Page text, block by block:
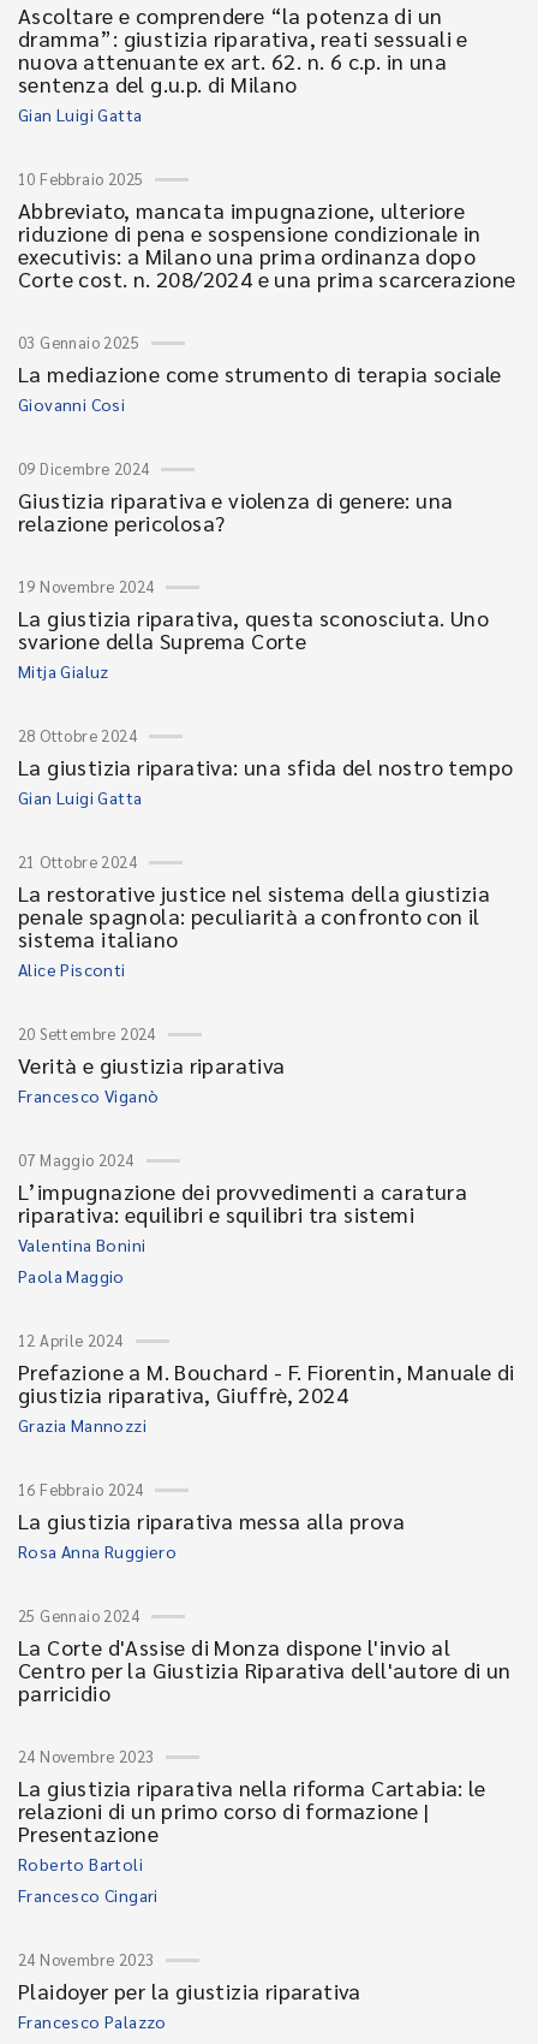
Ascoltare e comprendere “la potenza di un
dramma”: giustizia riparativa, reati sessuali e
nuova attenuante ex art. 62. n. 6 c.p. in una
sentenza del g.u.p. di Milano
Gian Luigi Gatta
10 Febbraio 2025
Abbreviato, mancata impugnazione, ulteriore
riduzione di pena e sospensione condizionale in
executivis: a Milano una prima ordinanza dopo
Corte cost. n. 208/2024 e una prima scarcerazione
03 Gennaio 2025
La mediazione come strumento di terapia sociale
Giovanni Cosi
09 Dicembre 2024
Giustizia riparativa e violenza di genere: una
relazione pericolosa?
19 Novembre 2024
La giustizia riparativa, questa sconosciuta. Uno
svarione della Suprema Corte
Mitja Gialuz
28 Ottobre 2024
La giustizia riparativa: una sfida del nostro tempo
Gian Luigi Gatta
21 Ottobre 2024
La restorative justice nel sistema della giustizia
penale spagnola: peculiarità a confronto con il
sistema italiano
Alice Pisconti
20 Settembre 2024
Verità e giustizia riparativa
Francesco Viganò
07 Maggio 2024
L’impugnazione dei provvedimenti a caratura
riparativa: equilibri e squilibri tra sistemi
Valentina Bonini
Paola Maggio
12 Aprile 2024
Prefazione a M. Bouchard - F. Fiorentin, Manuale di
giustizia riparativa, Giuffrè, 2024
Grazia Mannozzi
16 Febbraio 2024
La giustizia riparativa messa alla prova
Rosa Anna Ruggiero
25 Gennaio 2024
La Corte d'Assise di Monza dispone l'invio al
Centro per la Giustizia Riparativa dell'autore di un
parricidio
24 Novembre 2023
La giustizia riparativa nella riforma Cartabia: le
relazioni di un primo corso di formazione |
Presentazione
Roberto Bartoli
Francesco Cingari
24 Novembre 2023
Plaidoyer per la giustizia riparativa
Francesco Palazzo